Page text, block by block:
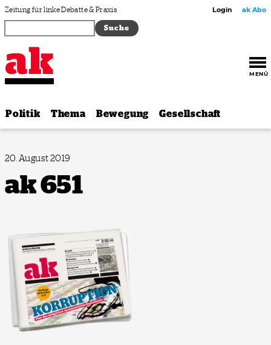
Zum Inhalt springen
Zeitung für linke Debatte & Praxis Login ak Abo
MENÜ
Politik Thema Bewegung Gesellschaft
20. August 2019
ak 651